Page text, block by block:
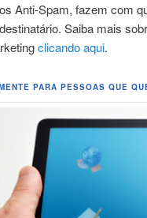
Anti-Spam, fazem com
Saiba mais
clicando aqui.
PARA PESSOAS QUE